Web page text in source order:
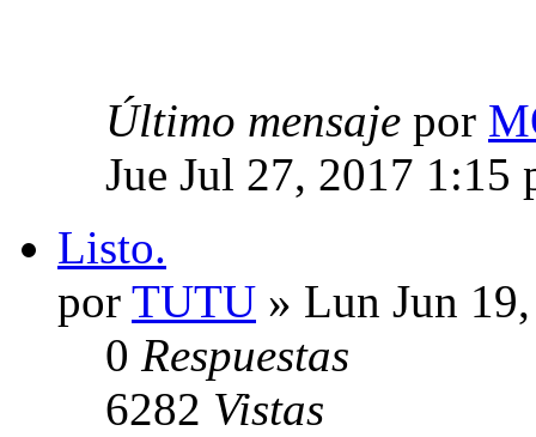
Último mensaje por
Jue Jul 27, 2017 1:15
Listo.
por TUTU » Lun Jun
0 Respuestas
6282 Vistas